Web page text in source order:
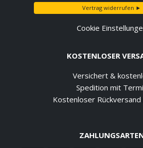
Vertrag widerrufen ►
Cookie
KOSTENLOSER
Versichert &
Spedition mit
Kostenloser Rückversand